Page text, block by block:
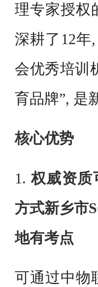
理专家授权
深耕了12年
会优秀培训
育品牌”, 是
核心优势
1.权威资质
方式新乡市
地有考点
可通过中物